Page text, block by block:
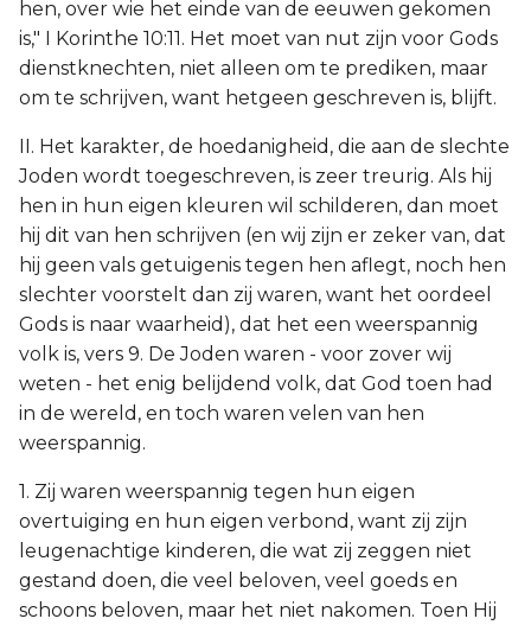
hen, over wie het einde van de eeuwen gekomen
is," I Korinthe 10:11. Het moet van nut zijn voor Gods
dienstknechten, niet alleen om te prediken, maar
om te schrijven, want hetgeen geschreven is, blijft.
II. Het karakter, de hoedanigheid, die aan de slechte
Joden wordt toegeschreven, is zeer treurig. Als hij
hen in hun eigen kleuren wil schilderen, dan moet
hij dit van hen schrijven (en wij zijn er zeker van, dat
hij geen vals getuigenis tegen hen aflegt, noch hen
slechter voorstelt dan zij waren, want het oordeel
Gods is naar waarheid), dat het een weerspannig
volk is, vers 9. De Joden waren - voor zover wij
weten - het enig belijdend volk, dat God toen had
in de wereld, en toch waren velen van hen
weerspannig.
1. Zij waren weerspannig tegen hun eigen
overtuiging en hun eigen verbond, want zij zijn
leugenachtige kinderen, die wat zij zeggen niet
gestand doen, die veel beloven, veel goeds en
schoons beloven, maar het niet nakomen. Toen Hij